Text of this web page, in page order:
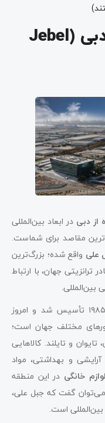
منطقه آزاد جبل علی دبی (Jebel
از دبی در ابعاد بین‌المللی
مقاصد برای شماست.
علی واقع شده؛ بزرگ‌ترین
ترانزیتی جهان، با ارتباط
در سال ۱۹۸۵ تأسیس شد و امروز
از کشورهای مختلف جهان است؛
و تایلند. کالاهایی
و بهداشتی، مواد
لوازم خانگی در این منطقه
گفت که جبل علی،
است.